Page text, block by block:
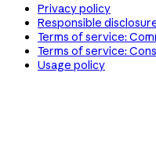
Privacy policy
Responsible
Terms of service:
Terms of service:
Usage policy